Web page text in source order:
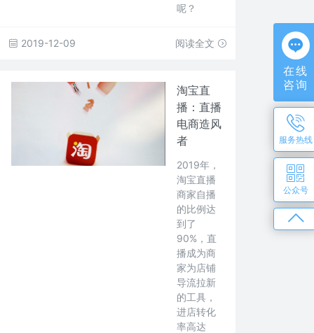
呢？
2019-12-09 阅读全文
淘宝直
播：直播
电商造风
者
2019年，
淘宝直播
商家自播
的比例达
到了
90%，直
播成为商
家为店铺
导流拉新
的工具，
进店转化
率高达
在线
咨询
服务热线
公众号